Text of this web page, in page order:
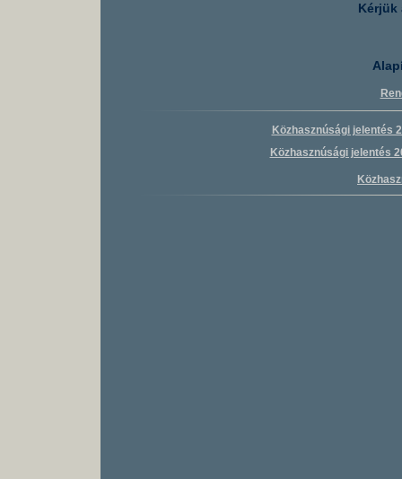
Kérjük
Közhasznúsági jelentés
Közhasznúsági jelentés